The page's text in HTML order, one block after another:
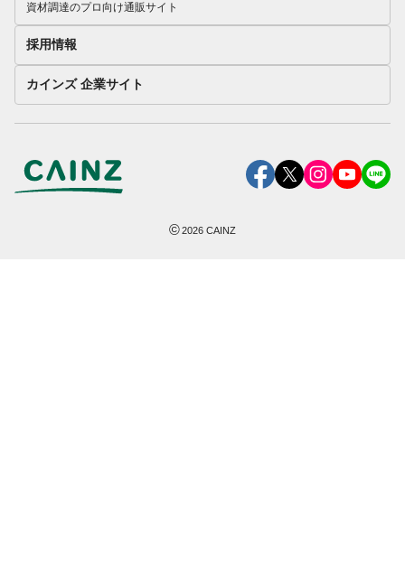
資材調達のプロ向け通販サイト
採用情報
カインズ 企業サイト
©2026 CAINZ